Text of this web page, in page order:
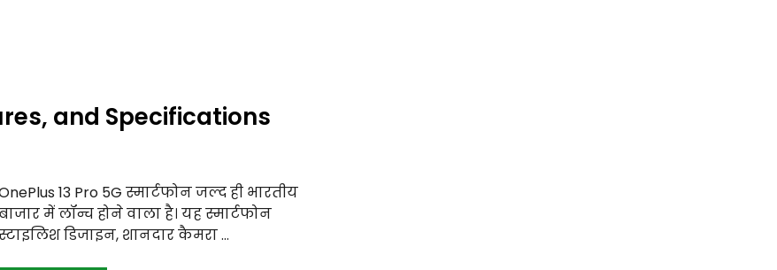
and Specifications
13 Pro 5G स्मार्टफोन जल्द ही भारतीय
में लॉन्च होने वाला है। यह स्मार्टफोन
डिजाइन, शानदार कैमरा …